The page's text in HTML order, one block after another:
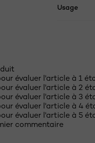
Usage
évaluer l'article à 1
évaluer l'article à 2
évaluer l'article à 3
évaluer l'article à 4
évaluer l'article à 5
commentaire